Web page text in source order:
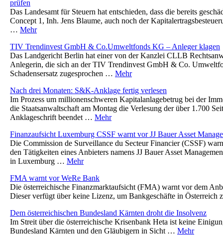
prüfen
Das Landesamt für Steuern hat entschieden, dass die bereits
Concept 1, Inh. Jens Blaume, auch noch der
… Mehr
TIV Trendinvest GmbH & Co.Umweltfonds KG – Anleger klagen
Das Landgericht Berlin hat einer von der Kanzlei CLLB
Anlegerin, die sich an der TIV Trendinvest GmbH & Co.
Schadensersatz zugesprochen … Mehr
Nach drei Monaten: S&K-Anklage fertig verlesen
Im Prozess um millionenschweren Kapitalanlagebetrug bei der
die Staatsanwaltschaft am Montag die Verlesung der über 1.700
Anklageschrift beendet … Mehr
Finanzaufsicht Luxemburg CSSF warnt vor JJ Bauer Asset
Die Commission de Surveillance du Secteur Financier (CSSF)
den Tätigkeiten eines Anbieters namens JJ Bauer Asset
in Luxemburg … Mehr
FMA warnt vor WeRe Bank
Die österreichische Finanzmarktaufsicht (FMA) warnt vor dem
Dieser verfügt über keine Lizenz, um Bankgeschäfte in
Dem österreichischen Bundesland Kärnten droht die Insolvenz
Im Streit über die österreichische Krisenbank Heta ist keine
Bundesland Kärnten und den Gläubigern in Sicht … Mehr